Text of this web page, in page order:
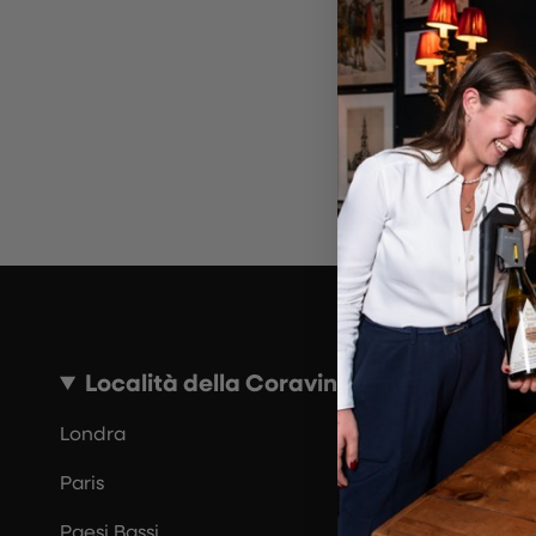
~10 MINUTI
Località della Coravin Guide
Londra
Paris
Paesi Bassi